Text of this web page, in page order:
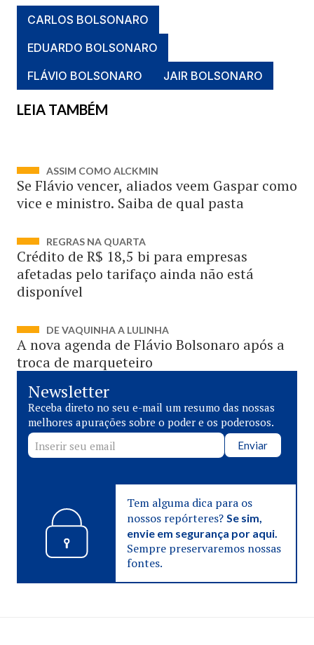
CARLOS BOLSONARO
EDUARDO BOLSONARO
FLÁVIO BOLSONARO
JAIR BOLSONARO
LEIA TAMBÉM
ASSIM COMO ALCKMIN
Se Flávio vencer, aliados veem Gaspar como
vice e ministro. Saiba de qual pasta
REGRAS NA QUARTA
Crédito de R$ 18,5 bi para empresas
afetadas pelo tarifaço ainda não está
disponível
DE VAQUINHA A LULINHA
A nova agenda de Flávio Bolsonaro após a
troca de marqueteiro
Newsletter
Receba direto no seu e-mail um resumo das nossas
melhores apurações sobre o poder e os poderosos.
Enviar
Tem alguma dica para os
nossos repórteres? Se sim,
envie em segurança por aqui.
Sempre preservaremos nossas
fontes.